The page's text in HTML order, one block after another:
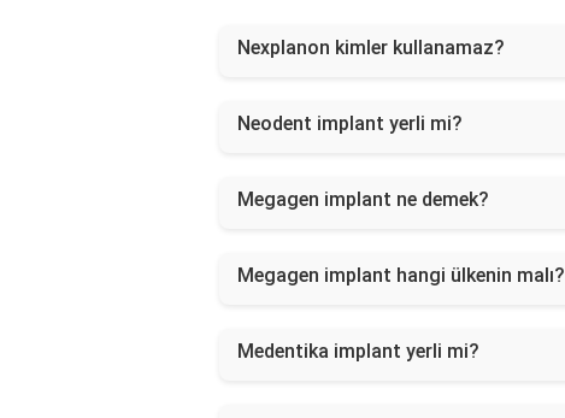
Nexplanon kimler kullanamaz?
Neodent implant yerli mi?
Megagen implant ne demek?
Megagen implant hangi ülkenin malı?
Medentika implant yerli mi?